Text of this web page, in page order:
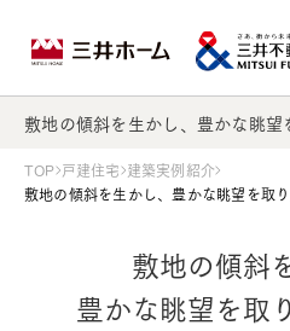
敷地の傾斜を生かし、豊かな眺
TOP 戸建住宅 建築実例紹介
敷地の傾斜を生かし、豊かな眺望を取
敷地の傾斜
豊かな眺望を取